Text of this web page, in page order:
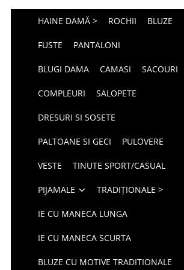
HAINE DAMĂ > ROCHII BLUZE
FUSTE PANTALONI
BLUGI DAMA CAMASI SACOURI
COMPLEURI SALOPETE
DRESURI SI SOSETE
PALTOANE SI GECI PULOVERE
VESTE TINUTE SPORT/CASUAL
PIJAMALE TRADIȚIONALE >
IE CU MANECA LUNGA
IE CU MANECA SCURTA
BLUZE CU MOTIVE TRADITIONALE